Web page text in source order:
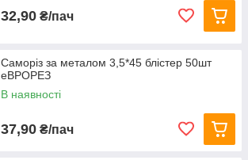
32,90 ₴/пач
Саморіз за металом 3,5*45 блістер 50шт
еВРОРЕЗ
В наявності
37,90 ₴/пач